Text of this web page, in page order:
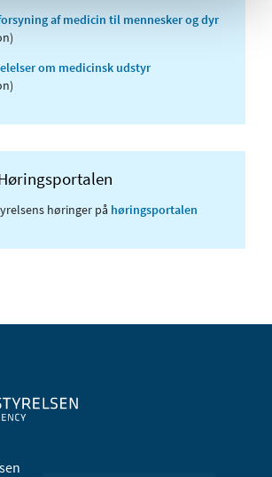
af medicin til mennesker og dyr
om medicinsk udstyr
høringer på høringsportalen